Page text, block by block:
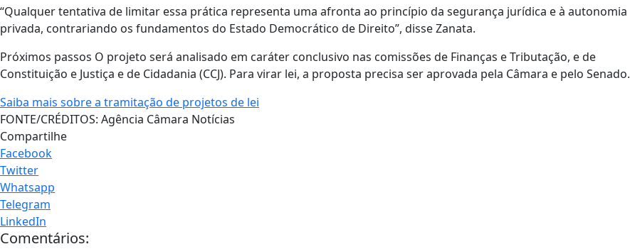
“Qualquer tentativa de limitar essa prática representa uma afronta ao princípio da segurança jurídica e à autonomia
privada, contrariando os fundamentos do Estado Democrático de Direito”, disse Zanata.
Próximos passos O projeto será analisado em caráter conclusivo nas comissões de Finanças e Tributação, e de
Constituição e Justiça e de Cidadania (CCJ). Para virar lei, a proposta precisa ser aprovada pela Câmara e pelo Senado.
Saiba mais sobre a tramitação de projetos de lei
FONTE/CRÉDITOS: Agência Câmara Notícias
Compartilhe
Facebook
Twitter
Whatsapp
Telegram
LinkedIn
Comentários: